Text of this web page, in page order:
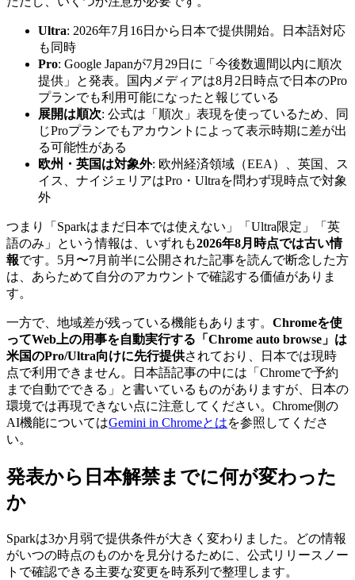
Ultra: 2026年7月16日から日本で提供開始。日本語対応
も同時
Pro: Google Japanが7月29日に「今後数週間以内に順次
提供」と発表。国内メディアは8月2日時点で日本のPro
プランでも利用可能になったと報じている
展開は順次: 公式は「順次」表現を使っているため、同
じProプランでもアカウントによって表示時期に差が出
る可能性がある
欧州・英国は対象外: 欧州経済領域（EEA）、英国、ス
イス、ナイジェリアはPro・Ultraを問わず現時点で対象
外
つまり「Sparkはまだ日本では使えない」「Ultra限定」「英
語のみ」という情報は、いずれも2026年8月時点では古い情
報です。5月〜7月前半に公開された記事を読んで断念した方
は、あらためて自分のアカウントで確認する価値がありま
す。
一方で、地域差が残っている機能もあります。 Chromeを使
ってWeb上の用事を自動実行する「Chrome auto browse」は
米国のPro/Ultra向けに先行提供されており、日本では現時
点で利用できません。日本語記事の中には「Chromeで予約
まで自動でできる」と書いているものがありますが、日本の
環境では再現できない点に注意してください。Chrome側の
AI機能についてはGemini in Chromeとはを参照してくださ
い。
発表から日本解禁までに何が変わった
か
Sparkは3か月弱で提供条件が大きく変わりました。どの情報
がいつの時点のものかを見分けるために、公式リリースノー
トで確認できる主要な変更を時系列で整理します。